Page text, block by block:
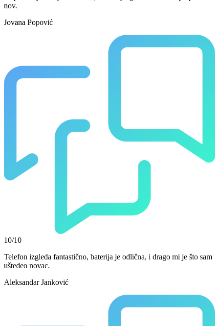
nov.
Jovana Popović
10/10
Telefon izgleda fantastično, baterija je odlična, i drago mi je što sam
uštedeo novac.
Aleksandar Janković